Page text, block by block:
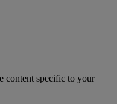
content specific to your